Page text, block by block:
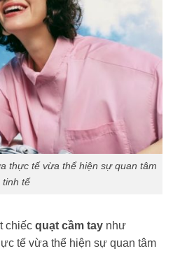
thực tế vừa thể hiện sự quan tâm
tinh tế
chiếc quạt cầm tay như
tế vừa thể hiện sự quan tâm